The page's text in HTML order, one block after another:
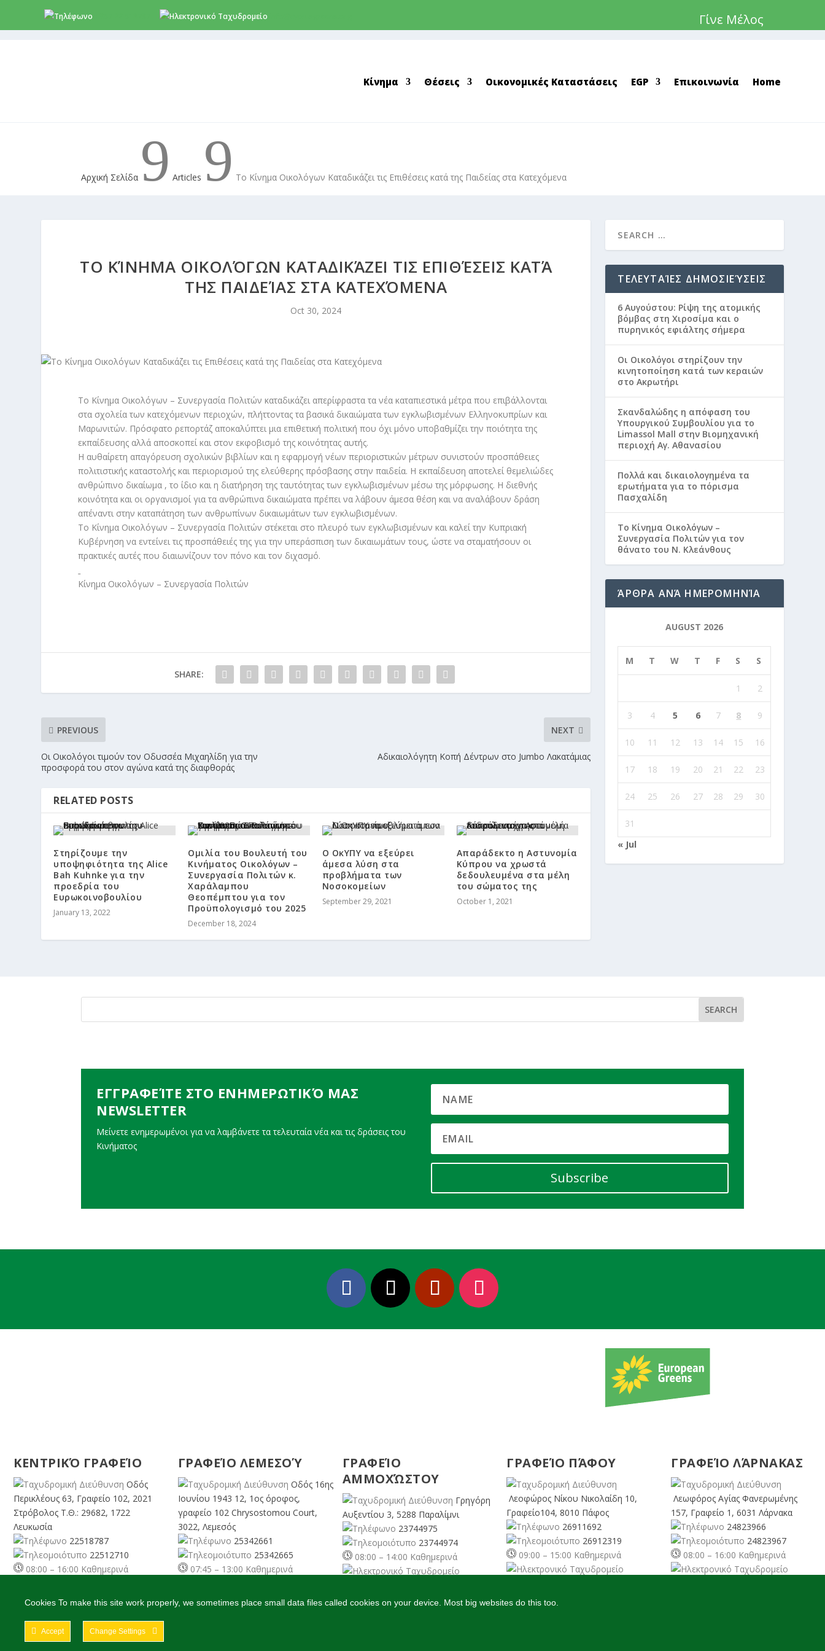
Γίνε Μέλος
Κίνημα Θέσεις Οικονομικές Καταστάσεις EGP Επικοινωνία Home
Αρχική Σελίδα 9 Articles 9 Το Κίνημα Οικολόγων Καταδικάζει τις Επιθέσεις κατά της Παιδείας στα Κατεχόμενα
ΤΟ ΚΊΝΗΜΑ ΟΙΚΟΛΌΓΩΝ ΚΑΤΑΔΙΚΆΖΕΙ ΤΙΣ ΕΠΙΘΈΣΕΙΣ ΚΑΤΆ
ΤΗΣ ΠΑΙΔΕΊΑΣ ΣΤΑ ΚΑΤΕΧΌΜΕΝΑ
Oct 30, 2024
Το Κίνημα Οικολόγων – Συνεργασία Πολιτών καταδικάζει απερίφραστα τα νέα καταπιεστικά μέτρα που επιβάλλονται
στα σχολεία των κατεχόμενων περιοχών, πλήττοντας τα βασικά δικαιώματα των εγκλωβισμένων Ελληνοκυπρίων και
Μαρωνιτών. Πρόσφατο ρεπορτάζ αποκαλύπτει μια επιθετική πολιτική που όχι μόνο υποβαθμίζει την ποιότητα της
εκπαίδευσης αλλά αποσκοπεί και στον εκφοβισμό της κοινότητας αυτής.
Η αυθαίρετη απαγόρευση σχολικών βιβλίων και η εφαρμογή νέων περιοριστικών μέτρων συνιστούν προσπάθειες
πολιτιστικής καταστολής και περιορισμού της ελεύθερης πρόσβασης στην παιδεία. Η εκπαίδευση αποτελεί θεμελιώδες
ανθρώπινο δικαίωμα , το ίδιο και η διατήρηση της ταυτότητας των εγκλωβισμένων μέσω της μόρφωσης. Η διεθνής
κοινότητα και οι οργανισμοί για τα ανθρώπινα δικαιώματα πρέπει να λάβουν άμεσα θέση και να αναλάβουν δράση
απέναντι στην καταπάτηση των ανθρωπίνων δικαιωμάτων των εγκλωβισμένων.
Το Κίνημα Οικολόγων – Συνεργασία Πολιτών στέκεται στο πλευρό των εγκλωβισμένων και καλεί την Κυπριακή
Κυβέρνηση να εντείνει τις προσπάθειές της για την υπεράσπιση των δικαιωμάτων τους, ώστε να σταματήσουν οι
πρακτικές αυτές που διαιωνίζουν τον πόνο και τον διχασμό.
Κίνημα Οικολόγων – Συνεργασία Πολιτών
SHARE:
PREVIOUS
Οι Οικολόγοι τιμούν τον Οδυσσέα Μιχαηλίδη για την
προσφορά του στον αγώνα κατά της διαφθοράς
NEXT
Αδικαιολόγητη Κοπή Δέντρων στο Jumbo Λακατάμιας
RELATED POSTS
Στηρίζουμε την
υποψηφιότητα της Alice
Bah Kuhnke για την
προεδρία του
Ευρωκοινοβουλίου
January 13, 2022
Ομιλία του Βουλευτή του
Κινήματος Οικολόγων –
Συνεργασία Πολιτών κ.
Χαράλαμπου
Θεοπέμπτου για τον
Προϋπολογισμό του 2025
December 18, 2024
Ο ΟκΥΠΥ να εξεύρει
άμεσα λύση στα
προβλήματα των
Νοσοκομείων
September 29, 2021
Απαράδεκτο η Αστυνομία
Κύπρου να χρωστά
δεδουλευμένα στα μέλη
του σώματος της
October 1, 2021
ΤΕΛΕΥΤΑΊΕΣ ΔΗΜΟΣΙΕΎΣΕΙΣ
6 Αυγούστου: Ρίψη της ατομικής
βόμβας στη Χιροσίμα και ο
πυρηνικός εφιάλτης σήμερα
Οι Οικολόγοι στηρίζουν την
κινητοποίηση κατά των κεραιών
στο Ακρωτήρι
Σκανδαλώδης η απόφαση του
Υπουργικού Συμβουλίου για το
Limassol Mall στην Βιομηχανική
περιοχή Αγ. Αθανασίου
Πολλά και δικαιολογημένα τα
ερωτήματα για το πόρισμα
Πασχαλίδη
Το Κίνημα Οικολόγων –
Συνεργασία Πολιτών για τον
θάνατο του Ν. Κλεάνθους
ΆΡΘΡΑ ΑΝΆ ΗΜΕΡΟΜΗΝΊΑ
AUGUST 2026
M T W T F S S
1 2
3 4 5 6 7 8 9
10 11 12 13 14 15 16
17 18 19 20 21 22 23
24 25 26 27 28 29 30
31
« Jul
ΕΓΓΡΑΦΕΊΤΕ ΣΤΟ ΕΝΗΜΕΡΩΤΙΚΌ ΜΑΣ
NEWSLETTER
Μείνετε ενημερωμένοι για να λαμβάνετε τα τελευταία νέα και τις δράσεις του
Κινήματος
Subscribe
ΚΕΝΤΡΙΚΌ ΓΡΑΦΕΊΟ
Οδός
Περικλέους 63, Γραφείο 102, 2021
Στρόβολος Τ.Θ.: 29682, 1722
Λευκωσία
22518787
22512710
08:00 – 16:00 Καθημερινά
info@cyprusgreens.org
ΓΡΑΦΕΊΟ ΛΕΜΕΣΟΎ
Οδός 16ης
Ιουνίου 1943 12, 1ος όροφος,
γραφείο 102 Chrysostomou Court,
3022, Λεμεσός
25342661
25342665
07:45 – 13:00 Καθημερινά
cyprusgreens.org
ΓΡΑΦΕΊΟ
ΑΜΜΟΧΏΣΤΟΥ
Γρηγόρη
Αυξεντίου 3, 5288 Παραλίμνι
23744975
23744974
08:00 – 14:00 Καθημερινά
ΓΡΑΦΕΊΟ ΠΆΦΟΥ
Λεοφώρος Νίκου Νικολαίδη 10,
Γραφείο104, 8010 Πάφος
26911692
26912319
09:00 – 15:00 Καθημερινά
ΓΡΑΦΕΊΟ ΛΆΡΝΑΚΑΣ
Λεωφόρος Αγίας Φανερωμένης
157, Γραφείο 1, 6031 Λάρνακα
24823966
24823967
08:00 – 16:00 Καθημερινά
Cookies To make this site work properly, we sometimes place small data files called cookies on your device. Most big websites do this too.
Accept Change Settings